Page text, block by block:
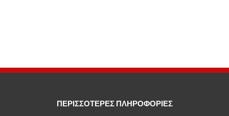
ΠΕΡΙΣΣΟΤΕΡΕΣ ΠΛΗΡΟΦΟΡΙΕΣ